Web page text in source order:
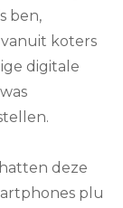
ben,
koters
digitale
deze
plu